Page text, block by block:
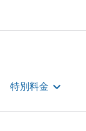
特別料金